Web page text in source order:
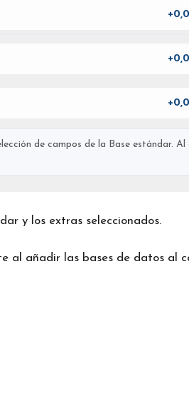
de campos de la Base estándar.
y los extras seleccionados.
al añadir las bases de datos al